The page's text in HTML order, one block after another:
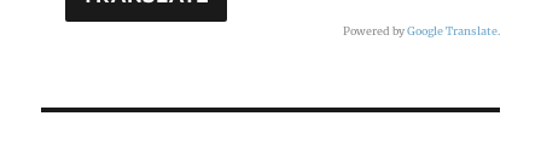
Powered byGoogle Translate.